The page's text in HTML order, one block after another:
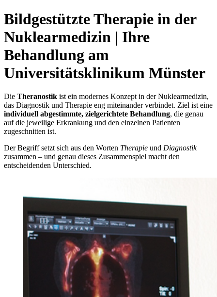
Bildgestützte Therapie in der
Nuklearmedizin | Ihre
Behandlung am
Universitätsklinikum Münster
Die Theranostik ist ein modernes Konzept in der Nuklearmedizin,
das Diagnostik und Therapie eng miteinander verbindet. Ziel ist eine
individuell abgestimmte, zielgerichtete Behandlung, die genau
auf die jeweilige Erkrankung und den einzelnen Patienten
zugeschnitten ist.
Der Begriff setzt sich aus den Worten Therapie und Diagnostik
zusammen – und genau dieses Zusammenspiel macht den
entscheidenden Unterschied.